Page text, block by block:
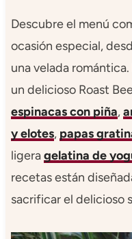
Descubre el menú
ocasión especial,
una velada
un delicioso Roast
espinacas con piña,
y elotes, papas
ligeragelatina de
recetas están
sacrificar el delicioso